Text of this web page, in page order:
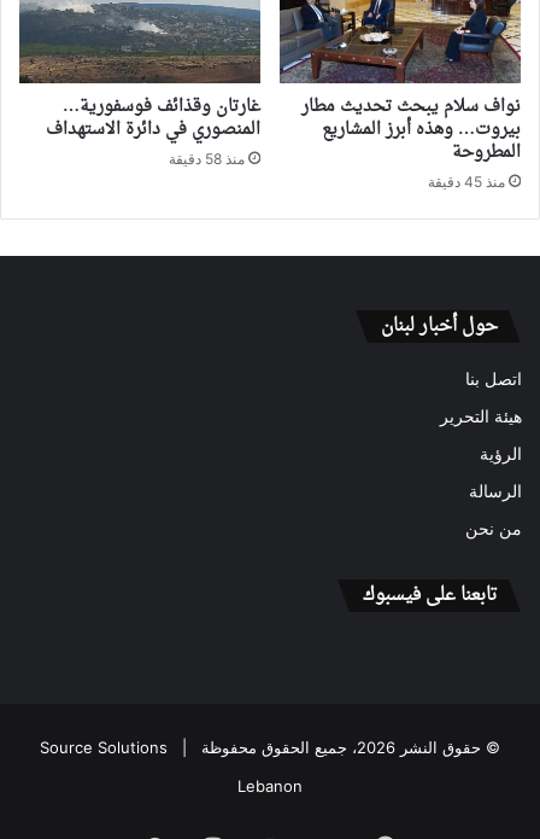
نواف سلام يبحث تحديث مطار
بيروت… وهذه أبرز المشاريع
المطروحة
منذ 45 دقيقة
غارتان وقذائف فوسفورية…
المنصوري في دائرة الاستهداف
منذ 58 دقيقة
حول أخبار لبنان
اتصل بنا
هيئة التحرير
الرؤية
الرسالة
من نحن
تابعنا على فيسبوك
© حقوق النشر 2026، جميع الحقوق محفوظة |
Source Solutions
Lebanon